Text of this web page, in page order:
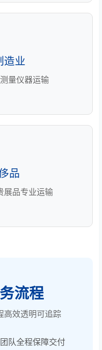
造业
量仪器运输
品
展品专业运输
流程
高效透明可追踪
队全程保障交付